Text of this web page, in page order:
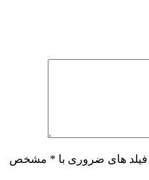
فیلد های ضروری با * مشخص